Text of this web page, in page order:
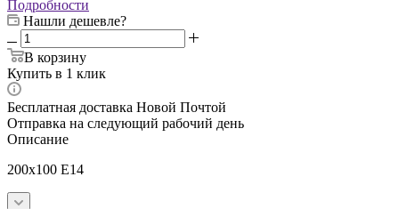
Подробности
Нашли дешевле?
В корзину
Купить в 1 клик
Бесплатная доставка Новой Почтой
Отправка на следующий рабочий день
Описание
200x100 E14